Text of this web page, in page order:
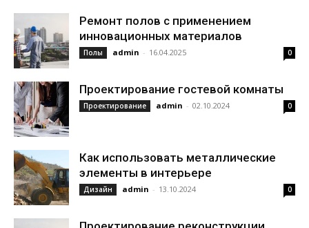
Ремонт полов с применением
инновационных материалов
Полы admin - 16.04.2025 0
Проектирование гостевой комнаты
Проектирование admin - 02.10.2024 0
Как использовать металлические
элементы в интерьере
Дизайн admin - 13.10.2024 0